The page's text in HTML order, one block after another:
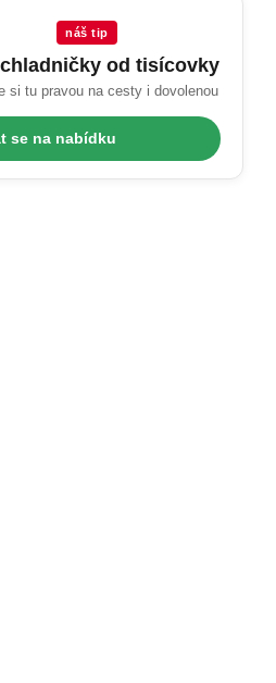
náš tip
od tisícovky
si tu pravou na cesty i dovolenou
se na nabídku